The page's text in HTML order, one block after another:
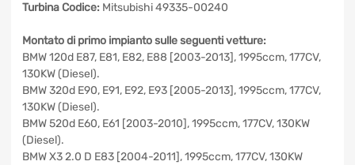
Turbina Codice: Mitsubishi 49335-00240
Montato di primo impianto sulle seguenti vetture:
BMW 120d E87, E81, E82, E88 [2003-2013], 1995ccm, 177CV,
130KW (Diesel).
BMW 320d E90, E91, E92, E93 [2005-2013], 1995ccm, 177CV,
130KW (Diesel).
BMW 520d E60, E61 [2003-2010], 1995ccm, 177CV, 130KW
(Diesel).
BMW X3 2.0 D E83 [2004-2011], 1995ccm, 177CV, 130KW